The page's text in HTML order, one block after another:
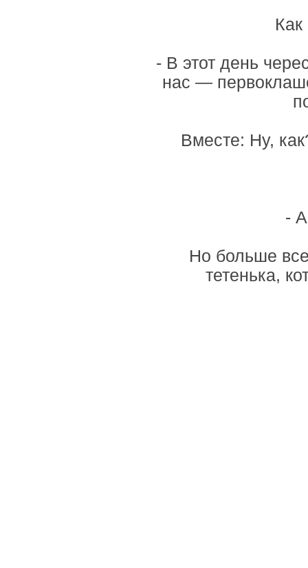
- В этот день
нас —
Вместе: Ну,
-
Но больше
тетенька,